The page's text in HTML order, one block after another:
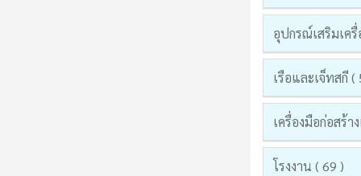
อุปกรณ์เสริมเค
เรือและเจ็ทสกี (
เครื่องมือก่อสร้
โรงงาน ( 69 )